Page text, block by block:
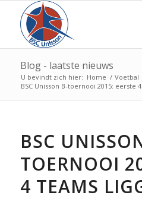
Blog - laatste nieuws
U bevindt zich hier: Home / Voetbal
BSC Unisson B-toernooi 2015: eerste
BSC
TOERNOOI
4 TEAMS